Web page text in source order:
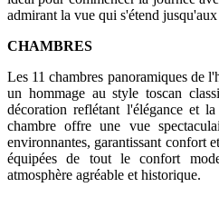
admirant la vue qui s'étend
CHAMBRES
Les 11 chambres panoramiques de
un hommage au style toscan
décoration reflétant l'élégance et
chambre offre une vue
environnantes, garantissant confort
équipées de tout le confort
atmosphère agréable et historique.